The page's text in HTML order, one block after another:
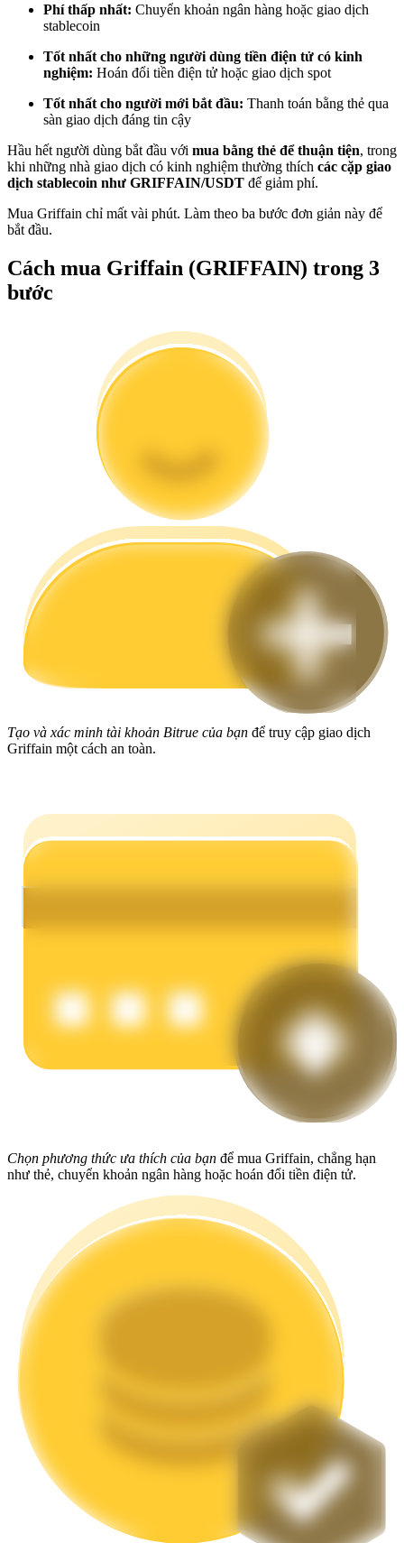
Thông tin
Phân tích dữ liệu lớn bao gồm thông tin giao dịch, v.v.
Hướng dẫn giao dịch Spot
Chiến lược giao dịch
Làm cho tài sản của bạn tăng giá trị đều đặn
Staking
Lợi nhuận cao và truy cập ngay lập tức
Đặt cọc linh hoạt để kiếm được các token phổ biến.
Phí thấp nhất: Chuyển khoản ngân hàng hoặc giao dịch
stablecoin
Tốt nhất cho những người dùng tiền điện tử có kinh
nghiệm: Hoán đổi tiền điện tử hoặc giao dịch spot
Tốt nhất cho người mới bắt đầu: Thanh toán bằng thẻ qua
sàn giao dịch đáng tin cậy
Hầu hết người dùng bắt đầu với mua bằng thẻ để thuận tiện, trong
khi những nhà giao dịch có kinh nghiệm thường thích các cặp giao
dịch stablecoin như GRIFFAIN/USDT để giảm phí.
Mua Griffain chỉ mất vài phút. Làm theo ba bước đơn giản này để
bắt đầu.
Cách mua Griffain (GRIFFAIN) trong 3
bước
Tạo và xác minh tài khoản Bitrue của bạn để truy cập giao dịch
Griffain một cách an toàn.
Chọn phương thức ưa thích của bạn để mua Griffain, chẳng hạn
như thẻ, chuyển khoản ngân hàng hoặc hoán đổi tiền điện tử.